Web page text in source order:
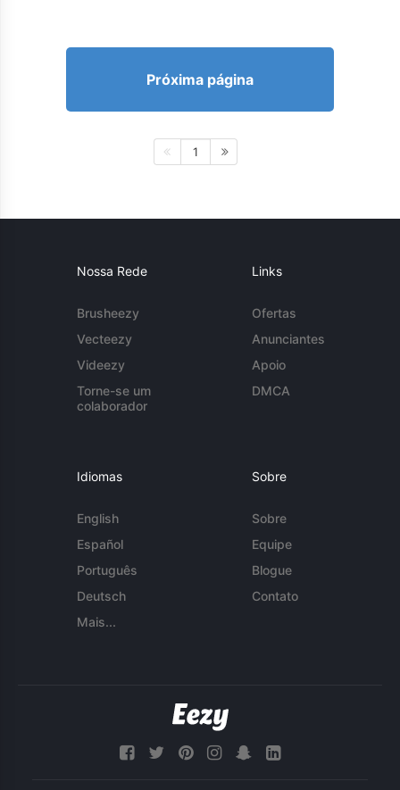
Próxima página
1
Nossa Rede
Brusheezy
Vecteezy
Videezy
Torne-se um
colaborador
Links
Ofertas
Anunciantes
Apoio
DMCA
Idiomas
English
Español
Português
Deutsch
Mais...
Sobre
Sobre
Equipe
Blogue
Contato